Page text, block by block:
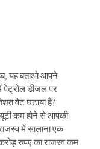
यह बताओ आपने
पेट्रोल डीजल पर
वैट घटाया है?
कम होने से आपकी
में सालाना एक
रुपए का राजस्व कम